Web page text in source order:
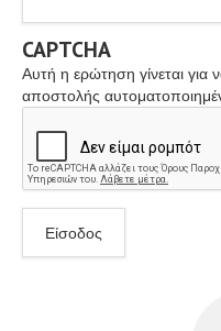
CAPTCHA
Αυτή η ερώτηση γίνεται για
αποστολής